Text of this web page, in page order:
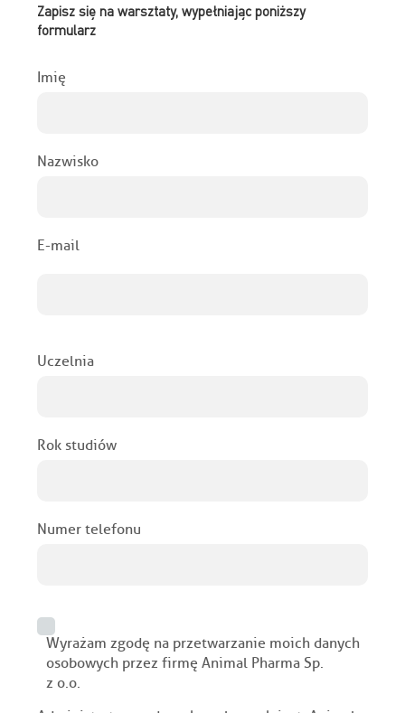
Zapisz się na warsztaty, wypełniając poniższy
formularz
Imię
Nazwisko
E-mail
Uczelnia
Rok studiów
Numer telefonu
Wyrażam zgodę na przetwarzanie moich danych
osobowych przez firmę Animal Pharma Sp.
z o.o.